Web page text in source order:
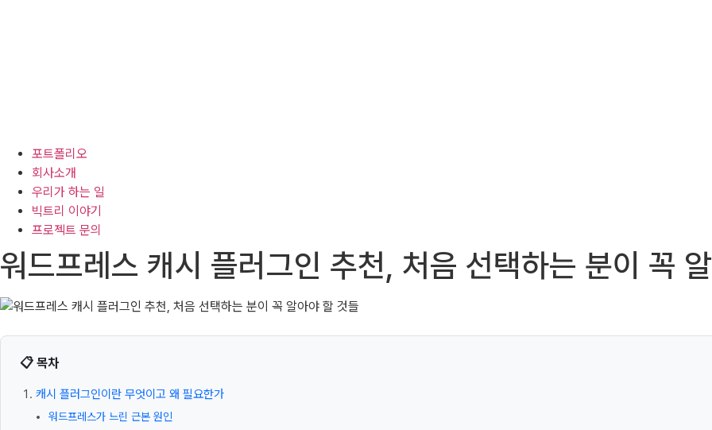
포트폴리오
회사소개
우리가 하는 일
빅트리 이야기
프로젝트 문의
워드프레스 캐시 플러그인 추천, 처음 선택하는 분이 꼭
📋 목차
캐시 플러그인이란 무엇이고 왜 필요한가
워드프레스가 느린 근본 원인